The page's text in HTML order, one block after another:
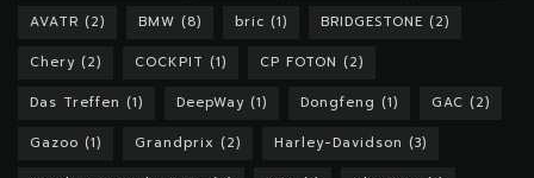
AVATR (2) BMW (8) bric (1) BRIDGESTONE (2)
Chery (2) COCKPIT (1) CP FOTON (2)
Das Treffen (1) DeepWay (1) Dongfeng (1) GAC (2)
Gazoo (1) Grandprix (2) Harley-Davidson (3)